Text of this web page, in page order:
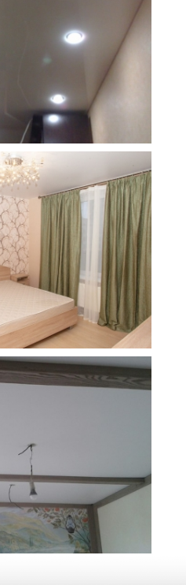
Стоимость 5 000 руб.
Стоимость 7 500 руб.
Стоимость 4 900 руб.